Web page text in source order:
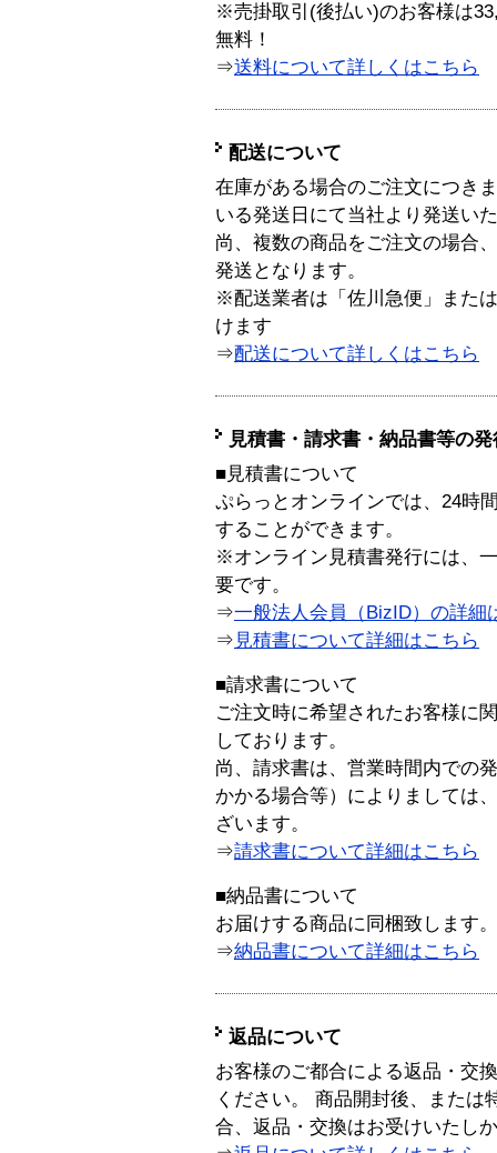
※売掛取引(後払い)のお客様は
無料！
⇒送料について詳しくはこちら
配送について
在庫がある場合のご注文につき
いる発送日にて当社より発送い
尚、複数の商品をご注文の場合
発送となります。
※配送業者は「佐川急便」また
けます
⇒配送について詳しくはこちら
見積書・請求書・納品書等の
■見積書について
ぷらっとオンラインでは、24時
することができます。
※オンライン見積書発行には、
要です。
⇒一般法人会員（BizID）の詳細
⇒ 見積書について詳細はこちら
■請求書について
ご注文時に希望されたお客様に
しております。
尚、請求書は、営業時間内での
かかる場合等）によりましては
ざいます。
⇒請求書について詳細はこちら
■納品書について
お届けする商品に同梱致します。
⇒納品書について詳細はこちら
返品について
お客様のご都合による返品・交
ください。 商品開封後、または
合、返品・交換はお受けいたし